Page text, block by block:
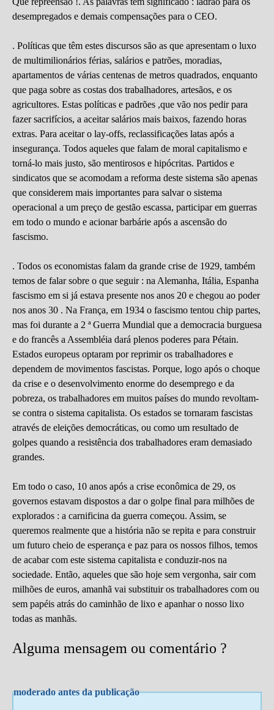
desempregados e demais compensações para o CEO.
. Políticas que têm estes discursos são as que apresentam o luxo
de multimilionários férias, salários e patrões, moradias,
apartamentos de várias centenas de metros quadrados, enquanto
que paga sobre as costas dos trabalhadores, artesãos, e os
agricultores. Estas políticas e padrões ,que vão nos pedir para
fazer sacrifícios, a aceitar salários mais baixos, fazendo horas
extras. Para aceitar o lay-offs, reclassificações latas após a
insegurança. Todos aqueles que falam de moral capitalismo e
torná-lo mais justo, são mentirosos e hipócritas. Partidos e
sindicatos que se acomodam a reforma deste sistema são apenas
que considerem mais importantes para salvar o sistema
operacional a um preço de gestão escassa, participar em guerras
em todo o mundo e acionar barbárie após a ascensão do
fascismo.
. Todos os economistas falam da grande crise de 1929, também
temos de falar sobre o que seguir : na Alemanha, Itália, Espanha
fascismo em si já estava presente nos anos 20 e chegou ao poder
nos anos 30 . Na França, em 1934 o fascismo tentou chip partes,
mas foi durante a 2 ª Guerra Mundial que a democracia burguesa
e do francês a Assembléia dará plenos poderes para Pétain.
Estados europeus optaram por reprimir os trabalhadores e
dependem de movimentos fascistas. Porque, logo após o choque
da crise e o desenvolvimento enorme do desemprego e da
pobreza, os trabalhadores em muitos países do mundo revoltam-
se contra o sistema capitalista. Os estados se tornaram fascistas
através de eleições democráticas, ou como um resultado de
golpes quando a resistência dos trabalhadores eram demasiado
grandes.
Em todo o caso, 10 anos após a crise econômica de 29, os
governos estavam dispostos a dar o golpe final para milhões de
explorados : a carnificina da guerra começou. Assim, se
queremos realmente que a história não se repita e para construir
um futuro cheio de esperança e paz para os nossos filhos, temos
de acabar com este sistema capitalista e conduzir-nos na
sociedade. Então, aqueles que são hoje sem vergonha, sair com
milhões de euros, amanhã vai substituir os trabalhadores com ou
sem papéis atrás do caminhão de lixo e apanhar o nosso lixo
todas as manhãs.
Alguma mensagem ou comentário ?
moderado antes da publicação